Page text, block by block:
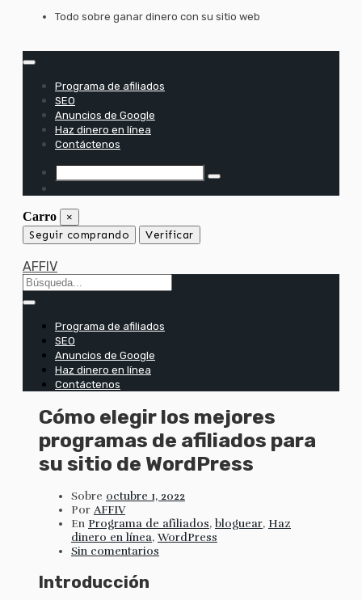
saltar
Todo sobre ganar dinero con su sitio web
Programa de afiliados
SEO
Anuncios de Google
Haz dinero en línea
Contáctenos
Carro ×
Seguir comprando Verificar
AFFIV
Programa de afiliados
SEO
Anuncios de Google
Haz dinero en línea
Contáctenos
Cómo elegir los mejores
programas de afiliados para
su sitio de WordPress
Sobre octubre 1, 2022
Por AFFIV
En Programa de afiliados, bloguear, Haz
dinero en línea, WordPress
Sin comentarios
Introducción